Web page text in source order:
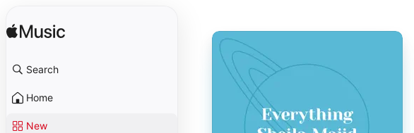
Search
Home
New